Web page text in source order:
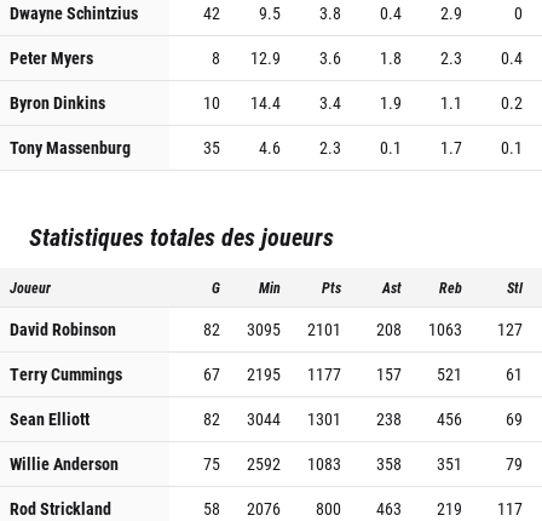
Dwayne Schintzius
42 9.5 3.8 0.4 2.9
0
Peter Myers
8 12.9 3.6 1.8 2.3
0.4
Byron Dinkins
10 14.4 3.4 1.9 1.1
0.2
Tony Massenburg
35 4.6 2.3 0.1 1.7 0.1
Statistiques totales des joueurs
Joueur G Min Pts Ast Reb Stl
David Robinson 82 3095 2101 208 1063
127
Terry Cummings
67 2195 1177 157 521
61
Sean Elliott
82 3044 1301 238 456
69
Willie Anderson
75 2592 1083 358 351
79
Rod Strickland
58 2076 800 463 219
117